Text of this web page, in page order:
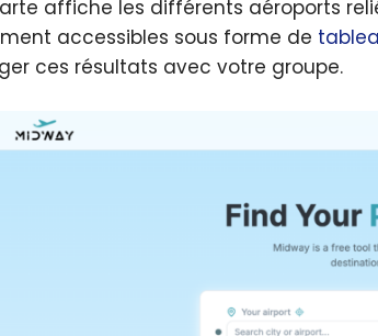
affiche les différents aéroports
accessibles sous forme de
ces résultats avec votre groupe.